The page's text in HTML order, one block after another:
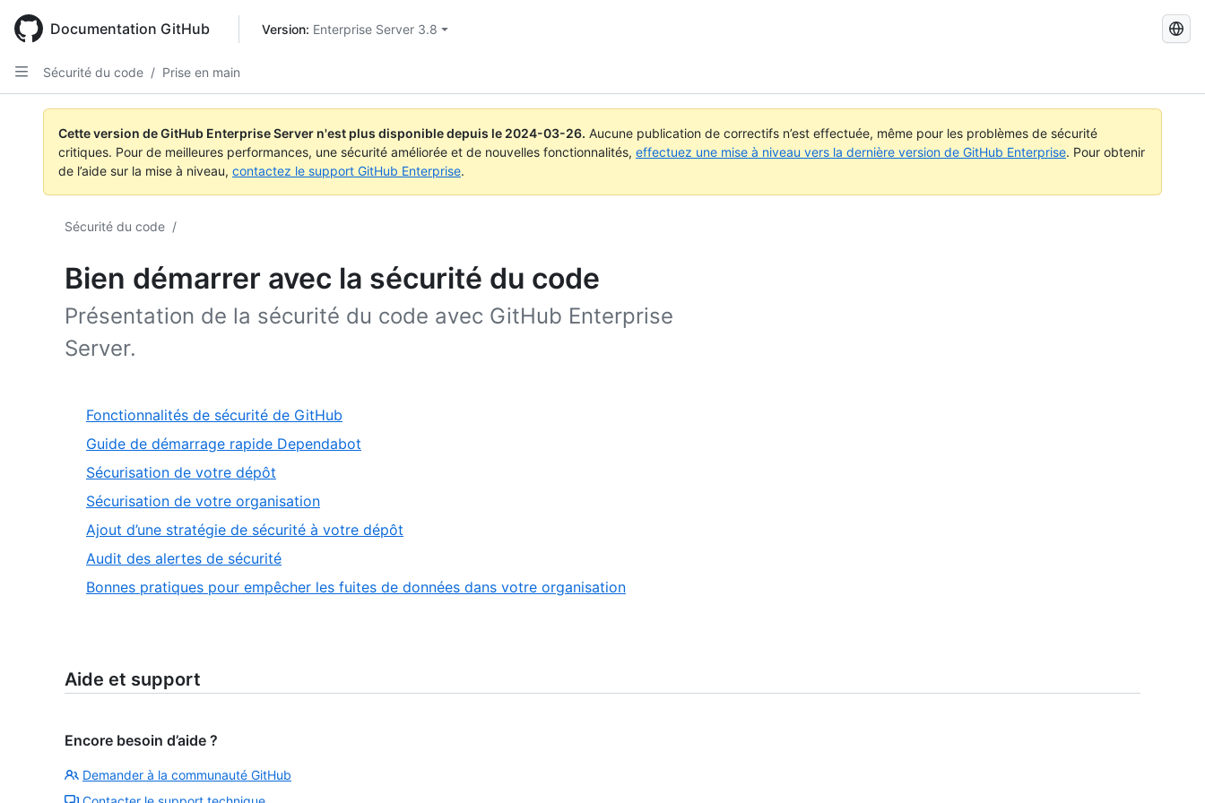
main
content
Documentation GitHub Version: Enterprise Server 3.8
Docs
Sécurité du code / Prise en main
Cette version de GitHub Enterprise Server n'est plus disponible depuis le 2024-03-26. Aucune publication de correctifs n’est effectuée, même pour les problèmes de sécurité
critiques. Pour de meilleures performances, une sécurité améliorée et de nouvelles fonctionnalités, effectuez une mise à niveau vers la dernière version de GitHub Enterprise. Pour obtenir
de l’aide sur la mise à niveau, contactez le support GitHub Enterprise.
Sécurité du code /
Bien démarrer avec la sécurité du code
Présentation de la sécurité du code avec GitHub Enterprise
Server.
Fonctionnalités de sécurité de GitHub
Guide de démarrage rapide Dependabot
Sécurisation de votre dépôt
Sécurisation de votre organisation
Ajout d’une stratégie de sécurité à votre dépôt
Audit des alertes de sécurité
Bonnes pratiques pour empêcher les fuites de données dans votre organisation
Aide et support
Encore besoin d’aide ?
Demander à la communauté GitHub